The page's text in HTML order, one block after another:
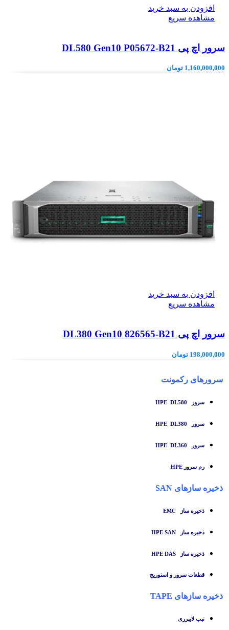
افزودن به سبد خرید
مشاهده سریع
سرور اچ پی DL580 Gen10 P05672-B21
1,160,000,000 تومان
افزودن به سبد خرید
مشاهده سریع
سرور اچ پی DL380 Gen10 826565-B21
198,000,000 تومان
سرورهای رکمونت
سرور HPE DL580
سرور HPE DL380
سرور HPE DL360
رم سرور HPE
ذخیره سازهای SAN
ذخیره ساز
ذخیره ساز HPE SAN
ذخیره ساز HPE DAS
قطعات سرور و استوریج
ذخیره سازهای TAPE
تبپ لایبرری